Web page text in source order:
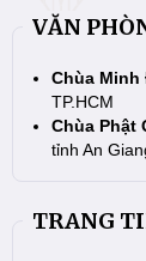
VĂN
Chùa
TP.HCM
Chùa Phật
tỉnh An
TRANG